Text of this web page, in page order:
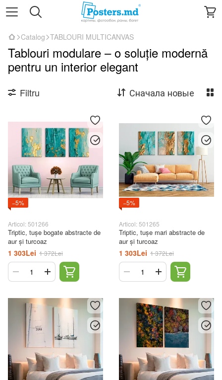
Catalog TABLOURI MULTICANVAS
Tablouri modulare – o soluție modernă
pentru un interior elegant
Filtru Сначала новые
−5%
Articol: 501266
Triptic, tușe bogate abstracte de
aur și turcoaz
1 303Lei 1 372Lei
−5%
Articol: 501265
Triptic, tușe mari abstracte de
aur și turcoaz
1 303Lei 1 372Lei